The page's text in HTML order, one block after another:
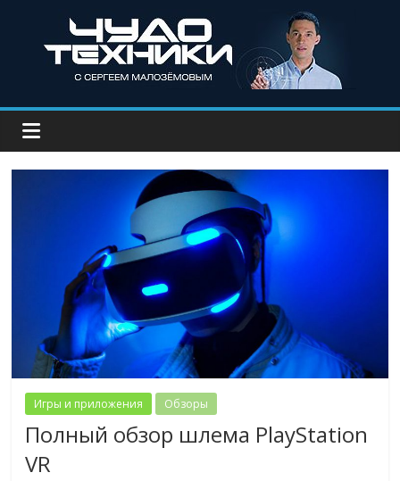
Игры и приложения Обзоры
Полный обзор шлема PlayStation
VR